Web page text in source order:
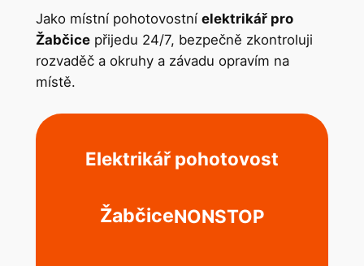
Jako místní pohotovostní elektrikář pro
Žabčicepřijedu 24/7, bezpečně zkontroluji
rozvaděč a okruhy a závadu opravím na
místě.
Elektrikář pohotovost
ŽabčiceNONSTOP